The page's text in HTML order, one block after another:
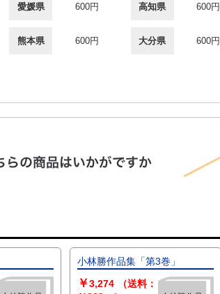
愛媛県 600円 高知県 600円
熊本県 600円 大分県 600円
小林勝作品集「第3巻」
￥3,274
（送料：